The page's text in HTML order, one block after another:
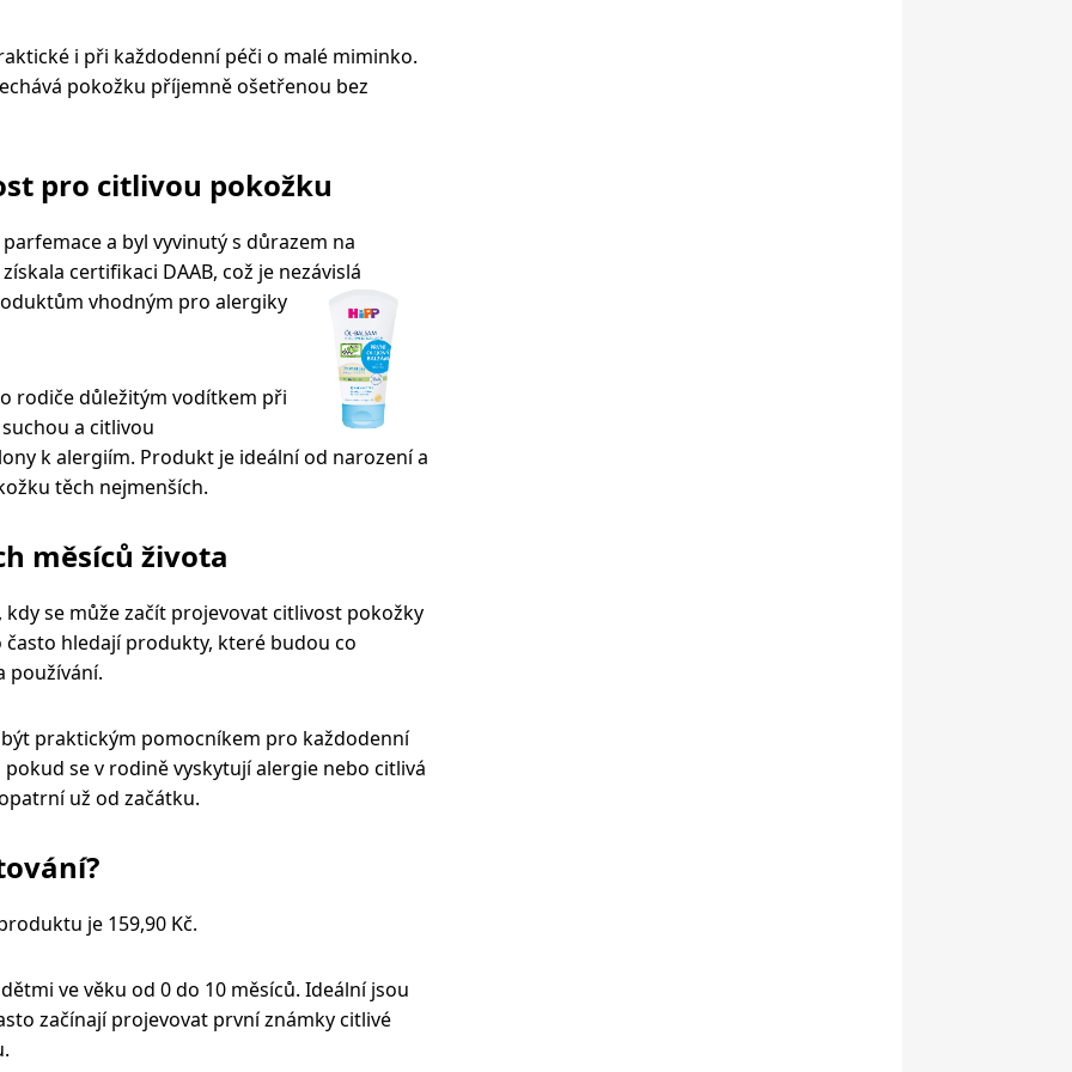
i při každodenní péči o malé miminko.
pokožku příjemně ošetřenou bez
pro citlivou pokožku
a byl vyvinutý s důrazem na
certifikaci DAAB, což je nezávislá
vhodným pro alergiky
rodiče důležitým vodítkem při
a citlivou
k alergiím. Produkt je ideální od narození a
těch nejmenších.
měsíců života
se může začít projevovat citlivost pokožky
hledají produkty, které budou co
používání.
praktickým pomocníkem pro každodenní
se v rodině vyskytují alergie nebo citlivá
už od začátku.
je 159,90 Kč.
ve věku od 0 do 10 měsíců. Ideální jsou
začínají projevovat první známky citlivé